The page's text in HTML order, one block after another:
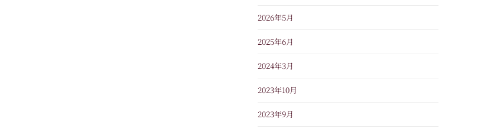
2026年5月
2025年6月
2024年3月
2023年10月
2023年9月